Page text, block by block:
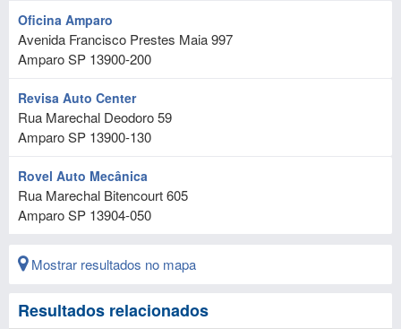
Oficina Amparo
Avenida Francisco Prestes Maia 997
AmparoSP 13900-200
Revisa Auto Center
Rua Marechal Deodoro 59
AmparoSP 13900-130
Rovel Auto Mecânica
Rua Marechal Bitencourt 605
AmparoSP 13904-050
Mostrar resultados no mapa
Resultados relacionados